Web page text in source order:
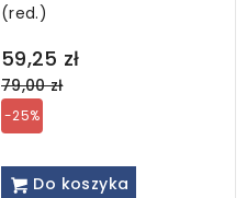
(red.)
59,25 zł
Regular
price
79,00 zł
-25%
Do koszyka